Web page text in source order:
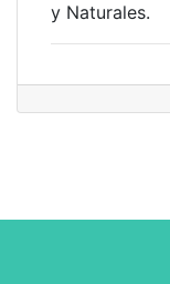
y Naturales.